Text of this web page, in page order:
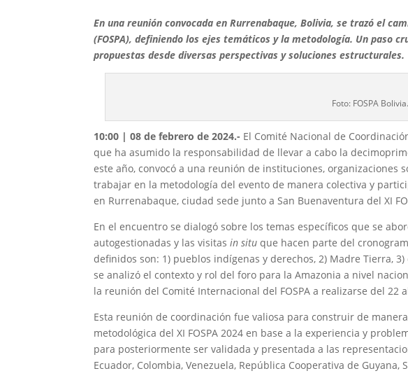
En una reunión convocada en Rurrenabaque, Bolivia, se trazó el
(FOSPA), definiendo los ejes temáticos y la metodología. Un paso
propuestas desde diversas perspectivas y soluciones estructurales.
Foto: FOSPA Bolivia.
10:00 | 08 de febrero de 2024.- El Comité Nacional de
que ha asumido la responsabilidad de llevar a cabo la
este año, convocó a una reunión de instituciones, organizaciones
trabajar en la metodología del evento de manera colectiva y
en Rurrenabaque, ciudad sede junto a San Buenaventura del XI
En el encuentro se dialogó sobre los temas específicos que se
autogestionadas y las visitasin situ que hacen parte del
definidos son: 1) pueblos indígenas y derechos, 2) Madre Tierra,
se analizó el contexto y rol del foro para la Amazonia a nivel
la reunión del Comité Internacional del FOSPA a realizarse del 22
Esta reunión de coordinación fue valiosa para construir de
metodológica del XI FOSPA 2024 en base a la experiencia y
para posteriormente ser validada y presentada a las
Ecuador, Colombia, Venezuela, República Cooperativa de Guyana,